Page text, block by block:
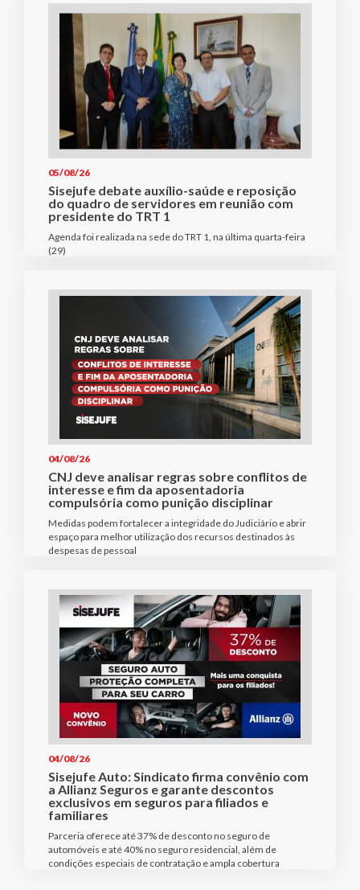
05/08/26
Sisejufe debate auxílio-saúde e reposição
do quadro de servidores em reunião com
presidente do TRT 1
Agenda foi realizada na sede do TRT 1, na última quarta-feira
(29)
04/08/26
CNJ deve analisar regras sobre conflitos de
interesse e fim da aposentadoria
compulsória como punição disciplinar
Medidas podem fortalecer a integridade do Judiciário e abrir
espaço para melhor utilização dos recursos destinados às
despesas de pessoal
04/08/26
Sisejufe Auto: Sindicato firma convênio com
a Allianz Seguros e garante descontos
exclusivos em seguros para filiados e
familiares
Parceria oferece até 37% de desconto no seguro de
automóveis e até 40% no seguro residencial, além de
condições especiais de contratação e ampla cobertura